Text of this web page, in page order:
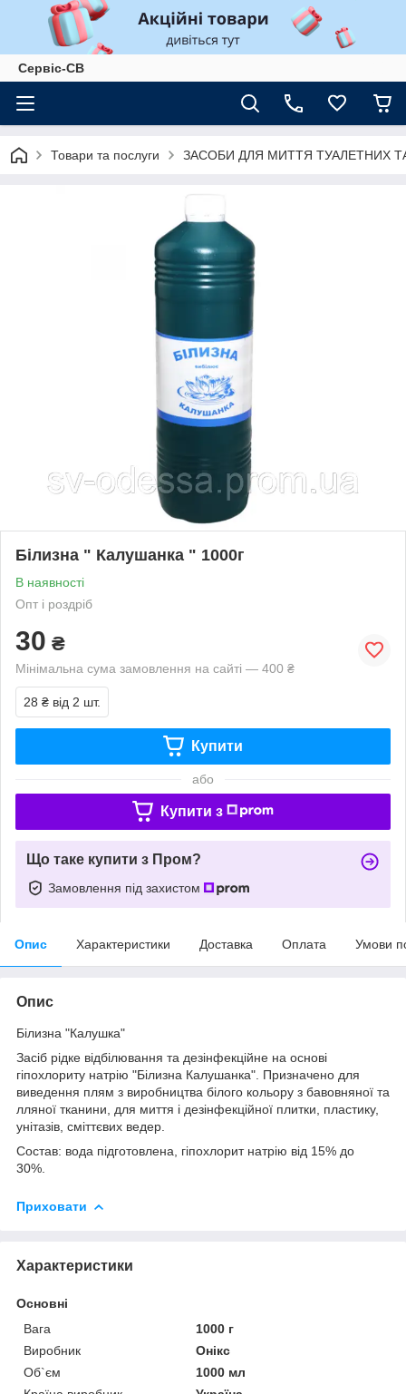
Сервіс-СВ
Товари та послуги ЗАСОБИ ДЛЯ МИТТЯ ТУАЛЕТНИХ
Білизна " Калушанка " 1000г
В наявності
Опт і роздріб
30 ₴
Мінімальна сума замовлення на сайті — 400 ₴
28 ₴ від 2 шт.
Купити
або
Купити з
Що таке купити з Пром?
Замовлення під захистом
Опис Характеристики Доставка Оплата Умови
Опис
Білизна "Калушка"
Засіб рідке відбілювання та дезінфекційне на основі
гіпохлориту натрію "Білизна Калушанка". Призначено для
виведення плям з виробництва білого кольору з бавовняної та
лляної тканини, для миття і дезінфекційної плитки, пластику,
унітазів, сміттєвих ведер.
Состав: вода підготовлена, гіпохлорит натрію від 15% до
30%.
Приховати
Характеристики
Основні
Вага
1000 г
Виробник
Онікс
Об`єм
1000 мл